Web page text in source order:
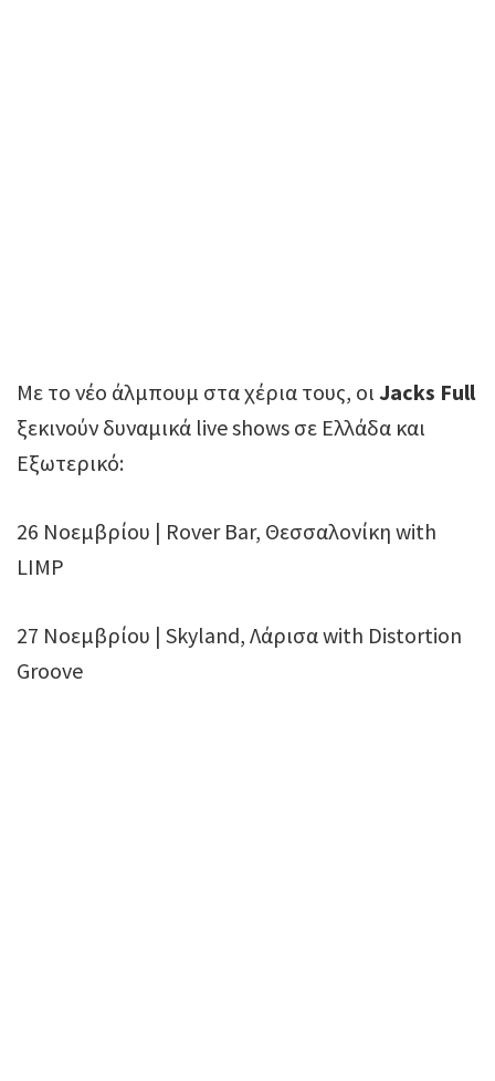
Με το νέο άλμπουμ στα χέρια τους, οι Jacks Full
ξεκινούν δυναμικά live shows σε Ελλάδα και
Εξωτερικό:
26 Νοεμβρίου | Rover Bar, Θεσσαλονίκη with
LIMP
27 Νοεμβρίου | Skyland, Λάρισα with Distortion
Groove